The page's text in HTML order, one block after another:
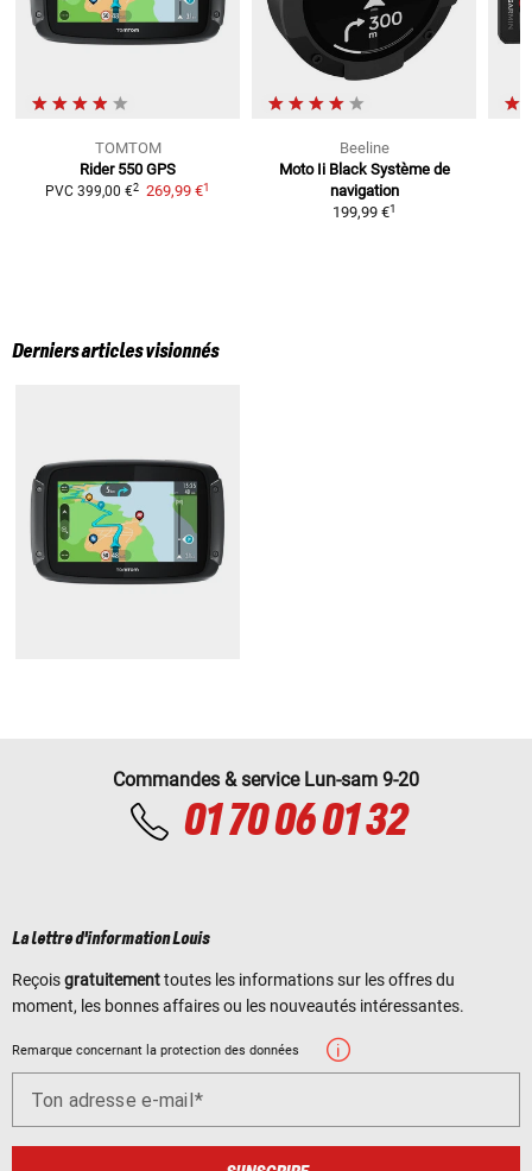
TOMTOM
Rider 550 GPS
PVC 399,00 €2 269,99 €1
Beeline
Moto Ii Black Système de
navigation
199,99 €1
Derniers articles visionnés
Commandes & service Lun-sam 9-20
01 70 06 01 32
La lettre d'information Louis
Reçoisgratuitementtoutes les informations sur les offres du
moment, les bonnes affaires ou les nouveautés intéressantes.
Remarque concernant la protection des données
Ton adresse e-mail